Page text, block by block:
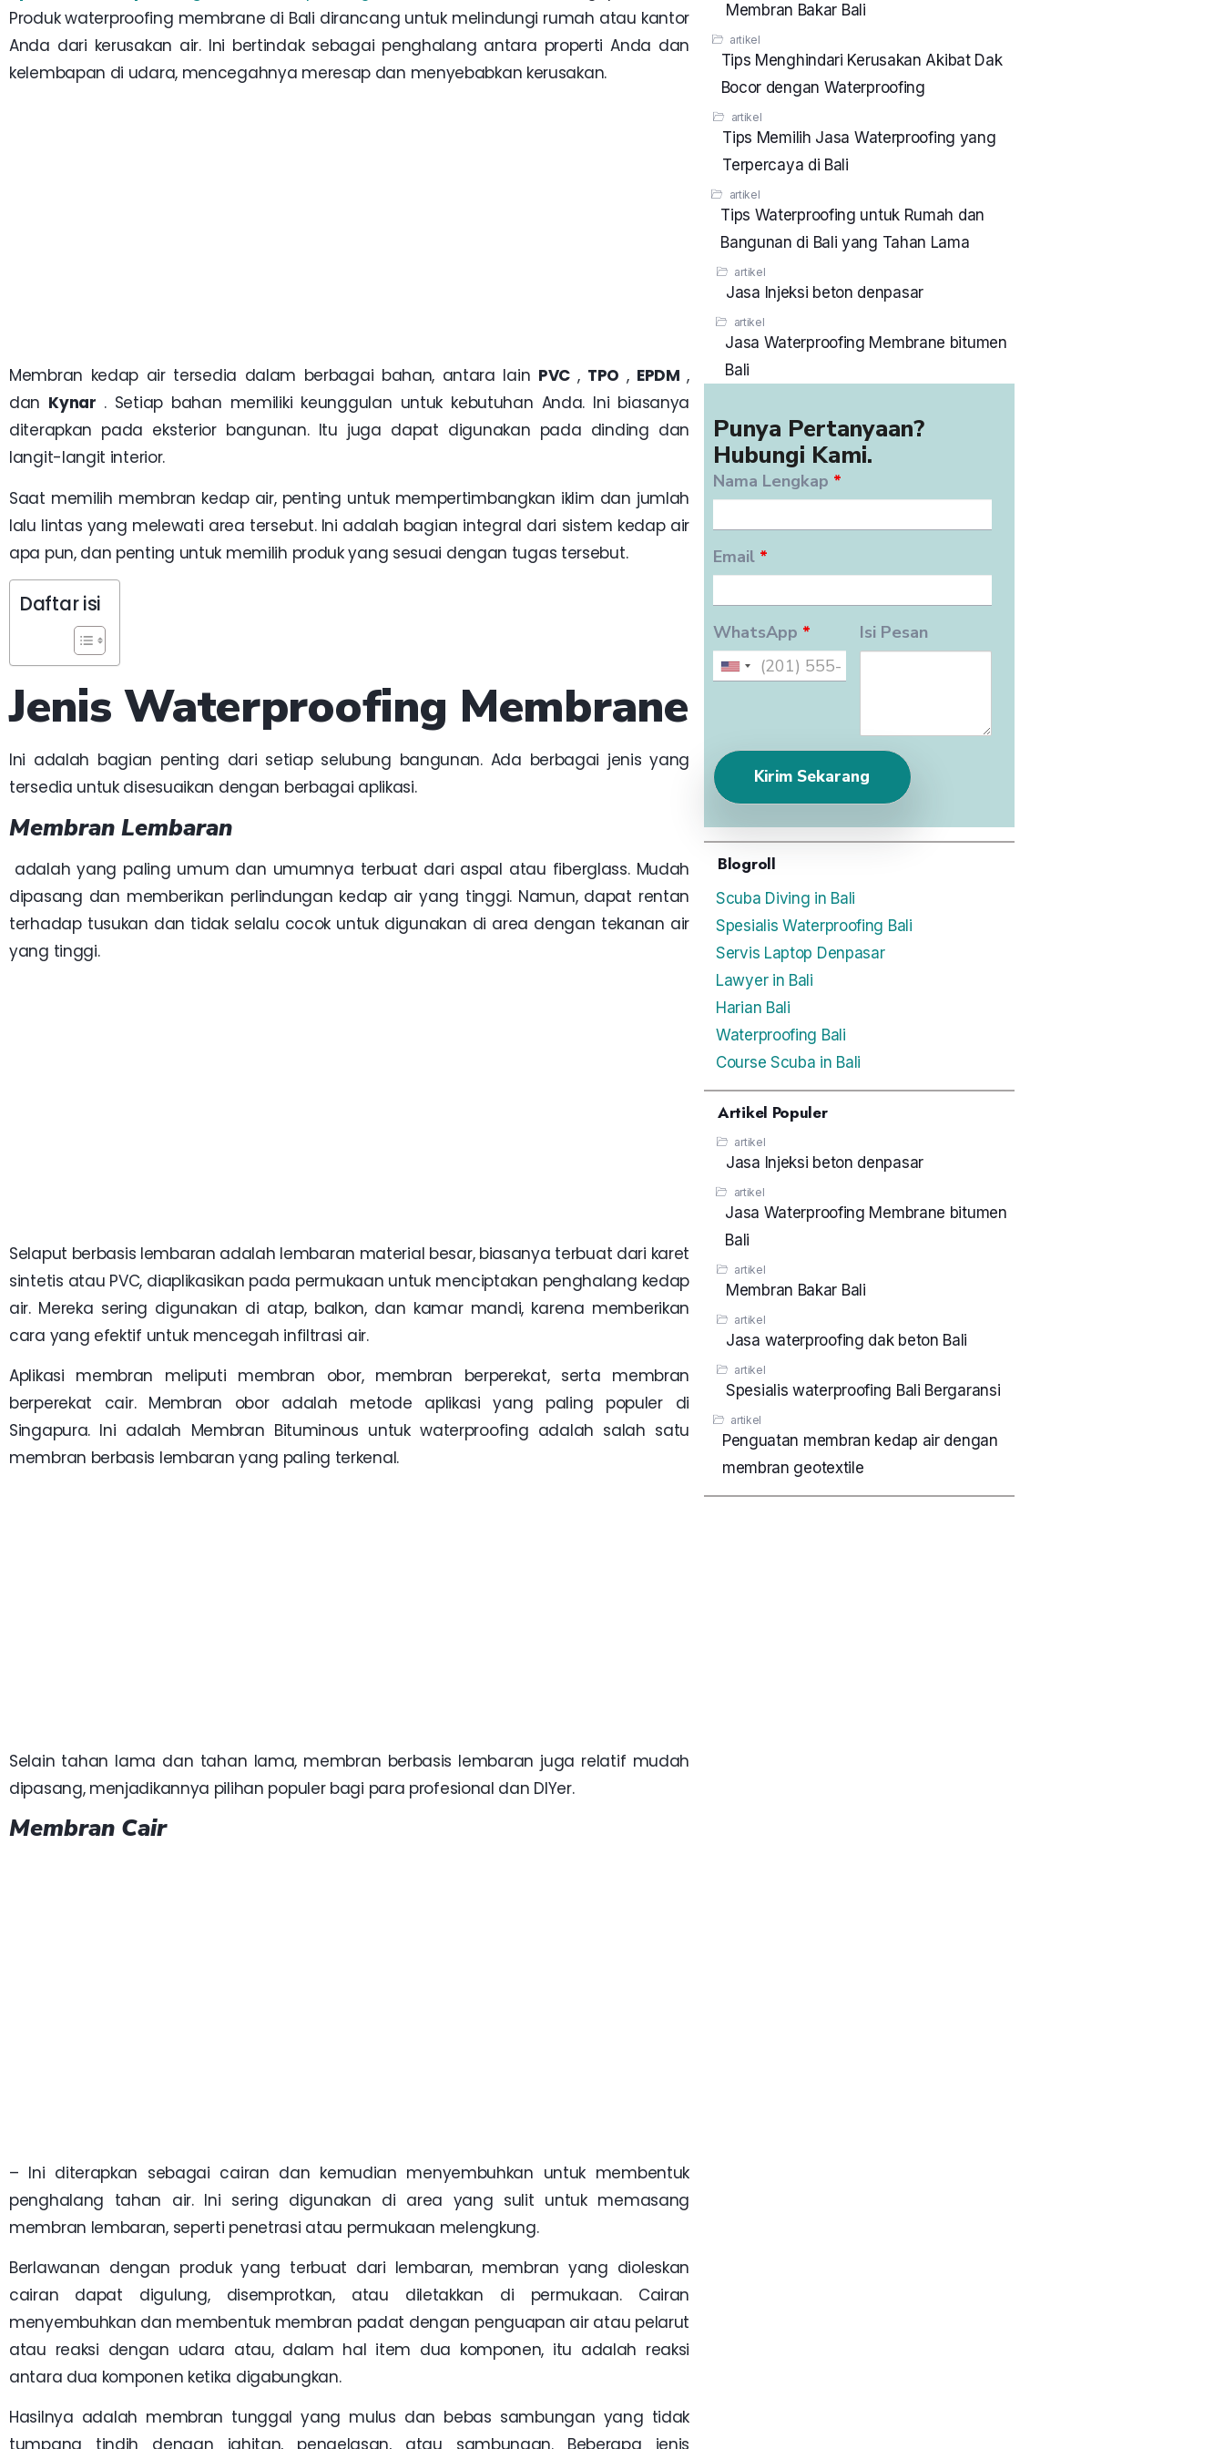
Produk waterproofing membrane di Bali dirancang untuk melindungi rumah atau kantor
Anda dari kerusakan air. Ini bertindak sebagai penghalang antara properti Anda dan
kelembapan di udara, mencegahnya meresap dan menyebabkan kerusakan.
Membran kedap air tersedia dalam berbagai bahan, antara lain PVC , TPO , EPDM,
dan Kynar . Setiap bahan memiliki keunggulan untuk kebutuhan Anda. Ini biasanya
diterapkan pada eksterior bangunan. Itu juga dapat digunakan pada dinding dan
langit-langit interior.
Saat memilih membran kedap air, penting untuk mempertimbangkan iklim dan jumlah
lalu lintas yang melewati area tersebut. Ini adalah bagian integral dari sistem kedap air
apa pun, dan penting untuk memilih produk yang sesuai dengan tugas tersebut.
Daftar isi
Jenis Waterproofing Membrane
Ini adalah bagian penting dari setiap selubung bangunan. Ada berbagai jenis yang
tersedia untuk disesuaikan dengan berbagai aplikasi.
Membran Lembaran
adalah yang paling umum dan umumnya terbuat dari aspal atau fiberglass. Mudah
dipasang dan memberikan perlindungan kedap air yang tinggi. Namun, dapat rentan
terhadap tusukan dan tidak selalu cocok untuk digunakan di area dengan tekanan air
yang tinggi.
Selaput berbasis lembaran adalah lembaran material besar, biasanya terbuat dari karet
sintetis atau PVC, diaplikasikan pada permukaan untuk menciptakan penghalang kedap
air. Mereka sering digunakan di atap, balkon, dan kamar mandi, karena memberikan
cara yang efektif untuk mencegah infiltrasi air.
Aplikasi membran meliputi membran obor, membran berperekat, serta membran
berperekat cair. Membran obor adalah metode aplikasi yang paling populer di
Singapura. Ini adalah Membran Bituminous untuk waterproofing adalah salah satu
membran berbasis lembaran yang paling terkenal.
Selain tahan lama dan tahan lama, membran berbasis lembaran juga relatif mudah
dipasang, menjadikannya pilihan populer bagi para profesional dan DIYer.
Membran Cair
– Ini diterapkan sebagai cairan dan kemudian menyembuhkan untuk membentuk
penghalang tahan air. Ini sering digunakan di area yang sulit untuk memasang
membran lembaran, seperti penetrasi atau permukaan melengkung.
Berlawanan dengan produk yang terbuat dari lembaran, membran yang dioleskan
cairan dapat digulung, disemprotkan, atau diletakkan di permukaan. Cairan
menyembuhkan dan membentuk membran padat dengan penguapan air atau pelarut
atau reaksi dengan udara atau, dalam hal item dua komponen, itu adalah reaksi
antara dua komponen ketika digabungkan.
Hasilnya adalah membran tunggal yang mulus dan bebas sambungan yang tidak
Membran Bakar Bali
artikel
Tips Menghindari Kerusakan Akibat Dak
Bocor dengan Waterproofing
artikel
Tips Memilih Jasa Waterproofing yang
Terpercaya di Bali
artikel
Tips Waterproofing untuk Rumah dan
Bangunan di Bali yang Tahan Lama
artikel
Jasa Injeksi beton denpasar
artikel
Jasa Waterproofing Membrane bitumen
Bali
Punya Pertanyaan?
Hubungi Kami.
Nama Lengkap *
Email *
WhatsApp * Isi Pesan
Blogroll
Scuba Diving in Bali
Spesialis Waterproofing Bali
Servis Laptop Denpasar
Lawyer in Bali
Harian Bali
Waterproofing Bali
Course Scuba in Bali
Artikel Populer
artikel
Jasa Injeksi beton denpasar
artikel
Jasa Waterproofing Membrane bitumen
Bali
artikel
Membran Bakar Bali
artikel
Jasa waterproofing dak beton Bali
artikel
Spesialis waterproofing Bali Bergaransi
artikel
Penguatan membran kedap air dengan
membran geotextile